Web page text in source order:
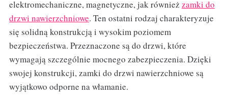
elektromechaniczne, magnetyczne, jak również zamki do
drzwi nawierzchniowe. Ten ostatni rodzaj charakteryzuje
się solidną konstrukcją i wysokim poziomem
bezpieczeństwa. Przeznaczone są do drzwi, które
wymagają szczególnie mocnego zabezpieczenia. Dzięki
swojej konstrukcji, zamki do drzwi nawierzchniowe są
wyjątkowo odporne na włamanie.